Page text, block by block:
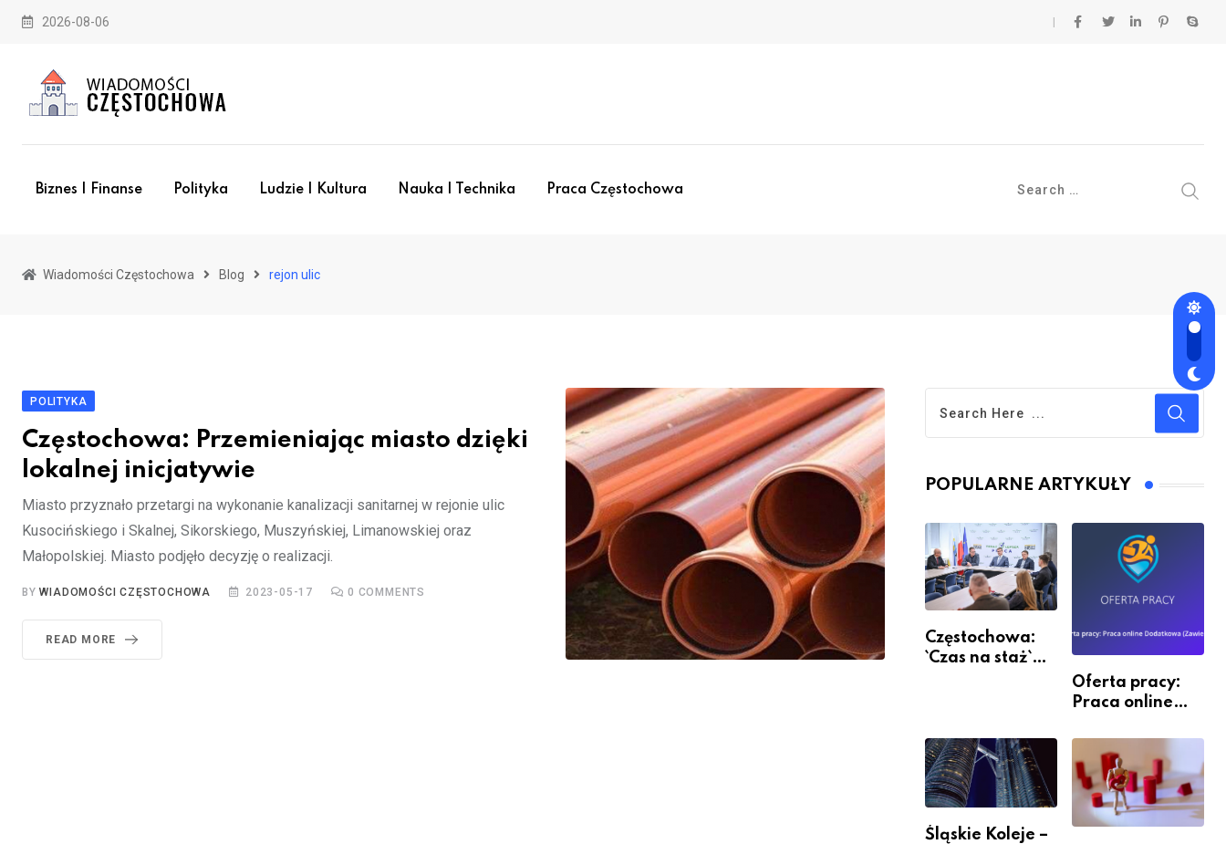
Skip
2026-08-06
Biznes I Finanse Polityka Ludzie I Kultura Nauka I Technika Praca Częstochowa
Wiadomości Częstochowa Blog rejon ulic
POLITYKA
Częstochowa: Przemieniając miasto dzięki
lokalnej inicjatywie
Miasto przyznało przetargi na wykonanie kanalizacji sanitarnej w rejonie ulic
Kusocińskiego i Skalnej, Sikorskiego, Muszyńskiej, Limanowskiej oraz
Małopolskiej. Miasto podjęło decyzję o realizacji.
BYWIADOMOŚCI CZĘSTOCHOWA 2023-05-17 0 COMMENTS
READ MORE
POPULARNE ARTYKUŁY
Częstochowa:
`Czas na staż`
Oferta pracy:
Praca online
(Zawiercie)
Śląskie Koleje –